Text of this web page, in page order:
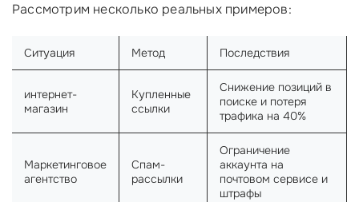
Рассмотрим несколько реальных примеров:
Ситуация Метод Последствия
интернет-
магазин
Купленные
ссылки
Снижение позиций в
поиске и потеря
трафика на 40%
Маркетинговое
агентство
Спам-
рассылки
Ограничение
аккаунта на
почтовом сервисе и
штрафы